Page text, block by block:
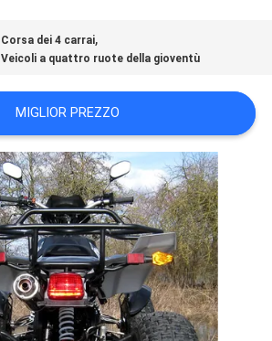
Corsa dei 4 carrai,
Veicoli a quattro ruote della gioventù
MIGLIOR PREZZO